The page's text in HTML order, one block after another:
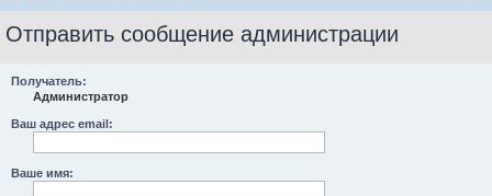
Отправить сообщение администрации
Получатель:
Администратор
Ваш адрес email:
Ваше имя: